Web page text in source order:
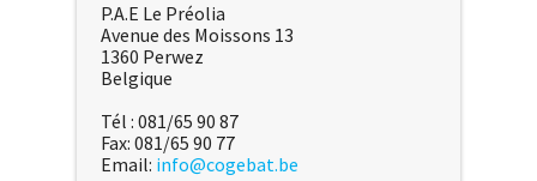
P.A.E Le Préolia
Avenue des Moissons 13
1360 Perwez
Belgique
Tél : 081/65 90 87
Fax: 081/65 90 77
Email: info@cogebat.be